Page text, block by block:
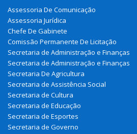
Assessoria De Comunicação
Assessoria Jurídica
Chefe De Gabinete
Comissão Permanente De Licitação
Secretaria de Administração e Finanças
Secretaria de Administração e Finanças
Secretaria De Agricultura
Secretaria de Assistência Social
Secretaria de Cultura
Secretaria de Educação
Secretaria de Esportes
Secretaria de Governo